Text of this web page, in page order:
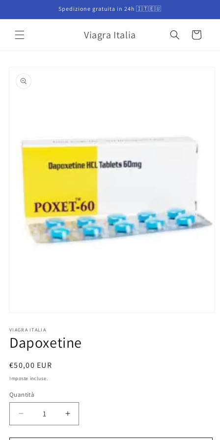
ai contenuti
Spedizione gratuita in 24h 🇮🇹🇪🇺
Viagra Italia Carrello
informazioni
sul prodotto
multimediali
1
finestra
VIAGRA ITALIA
Dapoxetine
Prezzo
di
€50,00 EUR
Imposte incluse.
Quantità
Diminuisci
quantità
Aumenta
quantità